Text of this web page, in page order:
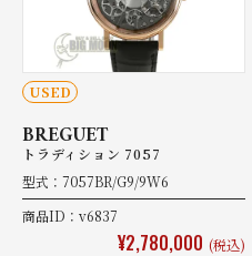
USED
BREGUET
トラディション 7057
型式：7057BR/G9/9W6
商品ID：v6837
¥2,780,000 (税込)